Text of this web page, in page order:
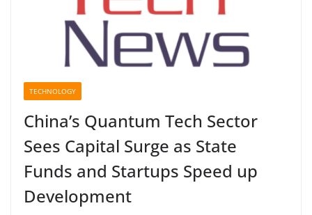
TECHNOLOGY
China’s Quantum Tech Sector
Sees Capital Surge as State
Funds and Startups Speed up
Development